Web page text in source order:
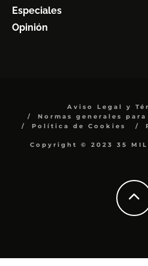
Especiales
Opinión
Aviso Legal y
Normas generales
Política de Cookies
Copyright © 2023 35